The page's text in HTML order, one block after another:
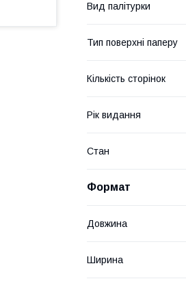
Вид палітурки
Тип поверхні паперу
Кількість сторінок
Рік видання
Стан
Формат
Довжина
Ширина